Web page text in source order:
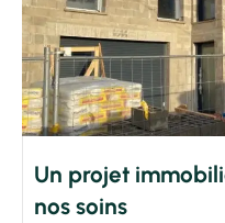
Un projet
nos soins